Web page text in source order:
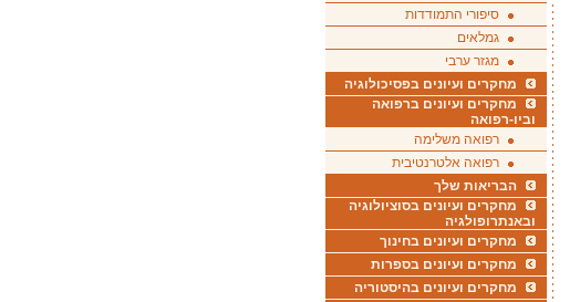
סיפורי התמודדות
גמלאים
מגזר ערבי
מחקרים ועיונים בפסיכולוגיה
מחקרים ועיונים ברפואה
וביו-רפואה
רפואה משלימה
רפואה אלטרנטיבית
הבריאות שלך
מחקרים ועיונים בסוציולוגיה
ובאנתרופולגיה
מחקרים ועיונים בחינוך
מחקרים ועיונים בספרות
מחקרים ועיונים בהיסטוריה